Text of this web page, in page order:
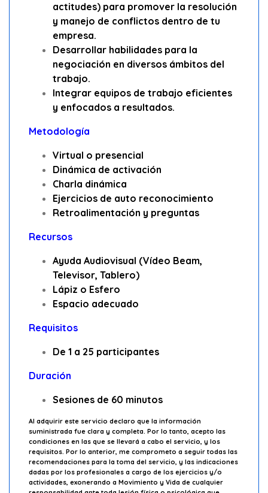
actitudes) para promover la resolución
y manejo de conflictos dentro de tu
empresa.
Desarrollar habilidades para la
negociación en diversos ámbitos del
trabajo.
Integrar equipos de trabajo eficientes
y enfocados a resultados.
Metodología
Virtual o presencial
Dinámica de activación
Charla dinámica
Ejercicios de auto reconocimiento
Retroalimentación y preguntas
Recursos
Ayuda Audiovisual (Vídeo Beam,
Televisor, Tablero)
Lápiz o Esfero
Espacio adecuado
Requisitos
De 1 a 25 participantes
Duración
Sesiones de 60 minutos
Al adquirir este servicio declaro que la información
suministrada fue clara y completa. Por lo tanto, acepto las
condiciones en las que se llevará a cabo el servicio, y los
requisitos. Por lo anterior, me comprometo a seguir todas las
recomendaciones para la toma del servicio, y las indicaciones
dadas por los profesionales a cargo de los ejercicios y/o
actividades, exonerando a Movimiento y Vida de cualquier